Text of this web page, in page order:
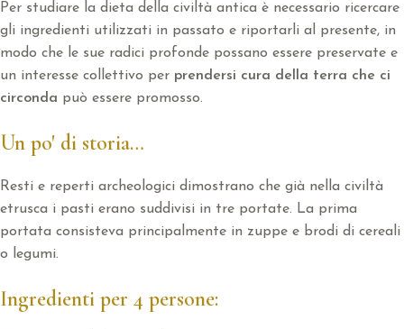
Per studiare la dieta della civiltà antica è necessario ricercare
gli ingredienti utilizzati in passato e riportarli al presente, in
modo che le sue radici profonde possano essere preservate e
un interesse collettivo per prendersi cura della terra che ci
circonda può essere promosso.
Un po' di storia…
Resti e reperti archeologici dimostrano che già nella civiltà
etrusca i pasti erano suddivisi in tre portate. La prima
portata consisteva principalmente in zuppe e brodi di cereali
o legumi.
Ingredienti per 4 persone: